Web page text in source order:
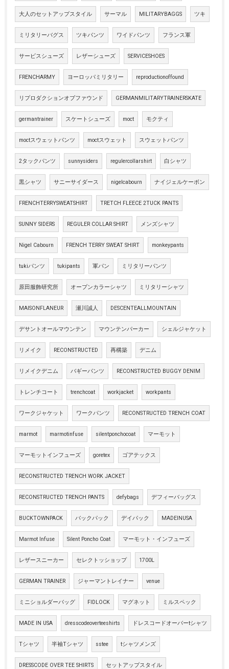
大人のセットアップスタイル サーマル MILITARYBAGGS ツキ
ミリタリーバグス ツキパンツ ワイドパンツ フランス軍
サービスシューズ レザーシューズ SERVICESHOES
FRENCHARMY ヨーロッパミリタリー reproductionoffound
リプロダクションオブファウンド GERMANMILITARYTRAINERSKATE
germantrainer スケートシューズ moct モクティ
moctスウェットパンツ moctスウェット スウェットパンツ
2タックパンツ sunnysiders regulercollarshirt 白シャツ
黒シャツ サニーサイダース nigelcabourn ナイジェルケーボン
FRENCHTERRYSWEATSHIRT TRETCH FLEECE 2TUCK PANTS
SUNNY SIDERS REGULER COLLAR SHIRT メンズシャツ
Nigel Cabourn FRENCH TERRY SWEAT SHIRT monkeypants
tukiパンツ tukipants 軍パン ミリタリーパンツ
原田服飾研究所 オープンカラーシャツ ミリタリーシャツ
MAISONFLANEUR 瀬川誠人 DESCENTEALLMOUNTAIN
デサントオールマウンテン マウンテンパーカー シェルジャケット
リメイク RECONSTRUCTED 再構築 デニム
リメイクデニム バギーパンツ RECONSTRUCTED BUGGY DENIM
トレンチコート trenchcoat workjacket workpants
ワークジャケット ワークパンツ RECONSTRUCTED TRENCH COAT
marmot marmotinfuse silentponchocoat マーモット
マーモットインフューズ goretex ゴアテックス
RECONSTRUCTED TRENCH WORK JACKET
RECONSTRUCTED TRENCH PANTS defybags デフィーバッグス
BUCKTOWNPACK バックパック デイパック MADEINUSA
Marmot Infuse Silent Poncho Coat マーモット・インフューズ
レザースニーカー セレクトッショップ 1700L
GERMAN TRAINER ジャーマントレイナー venue
ミニショルダーバッグ FIDLOCK マグネット ミルスペック
MADE IN USA dresscodeoverteeshirts ドレスコードオーバーtシャツ
Tシャツ 半袖Tシャツ sstee tシャツメンズ
DRESSCODE OVER TEE SHIRTS セットアップスタイル